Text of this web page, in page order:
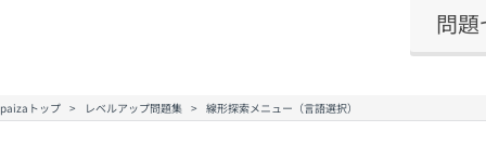
問
paizaトップ レベルアップ問題集 線形探索メニュー（言語選択）